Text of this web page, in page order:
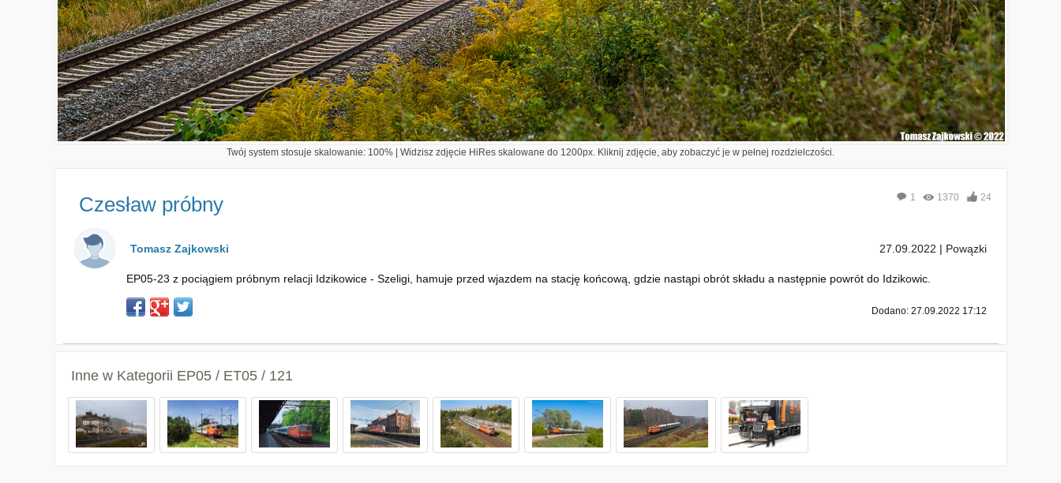
Twój system stosuje skalowanie: 100% | Widzisz zdjęcie HiRes skalowane do 1200px. Kliknij zdjęcie, aby zobaczyć je w pełnej rozdzielczości.
Czesław próbny 1 1370 24
Tomasz Zajkowski 27.09.2022 | Powązki
EP05-23 z pociągiem próbnym relacji Idzikowice - Szeligi, hamuje przed wjazdem na stację końcową, gdzie nastąpi obrót składu a następnie powrót do Idzikowic.
Dodano: 27.09.2022 17:12
Inne w Kategorii EP05 / ET05 / 121